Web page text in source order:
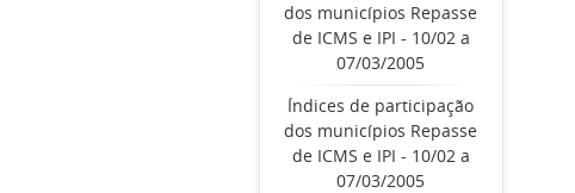
dos municípios Repasse
de ICMS e IPI - 10/02 a
07/03/2005
Índices de participação
dos municípios Repasse
de ICMS e IPI - 10/02 a
07/03/2005